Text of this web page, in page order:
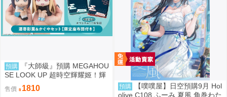
預購
『大師級』預購 MEGAHOU
SE LOOK UP 超時空輝耀姬！輝
耀&酒寄彩葉 套組 附特典
售價 1810 預購
【噗噗屋】日空預購9月 Hol
olive C108 ふーみ 夏風 角巻わた